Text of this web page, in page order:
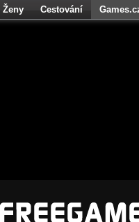
Ženy Cestování